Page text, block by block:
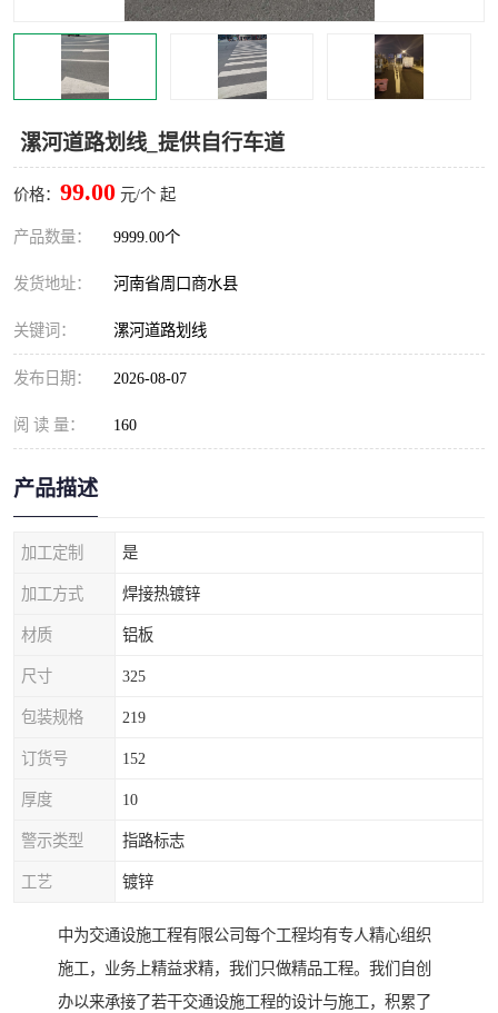
漯河道路划线_提供自行车道
价格： 99.00 元/个 起
产品数量： 9999.00个
发货地址： 河南省周口商水县
关键词： 漯河道路划线
发布日期： 2026-08-07
阅 读 量： 160
产品描述
加工定制 是
加工方式 焊接热镀锌
材质 铝板
尺寸 325
包装规格 219
订货号 152
厚度 10
警示类型 指路标志
工艺 镀锌
中为交通设施工程有限公司每个工程均有专人精心组织
施工，业务上精益求精，我们只做精品工程。我们自创
办以来承接了若干交通设施工程的设计与施工，积累了